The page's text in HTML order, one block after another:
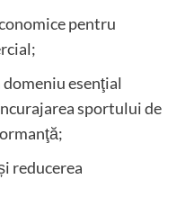
pentru
esenţial
sportului de
reducerea